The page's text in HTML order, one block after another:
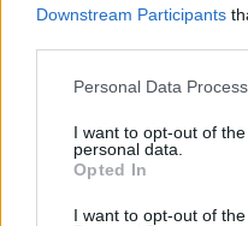
Downstream Participants
Personal Data
I want to opt-out of
personal data.
Opted In
I want to opt-out of
Αν κάνετε συχνά
ωρών χωρίς
Εστιάστε σε αυτά
και που μπορείτε να